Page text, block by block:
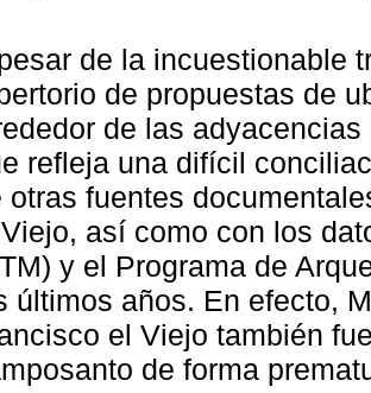
de la incuestionable
de propuestas de
de las
refleja una difícil
otras fuentes
así como con los
y el Programa de
últimos años. En efecto,
el Viejo también
de forma